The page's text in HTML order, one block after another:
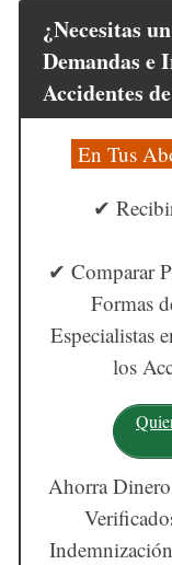
¿Necesitas
Demandas e
Accidentes
En Tus
✔
✔ Comparar
Formas
Especialistas
los
Ahorra